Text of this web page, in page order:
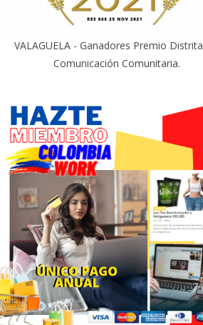
VALAGUELA - Ganadores Premio
Comunicación Comunitaria.